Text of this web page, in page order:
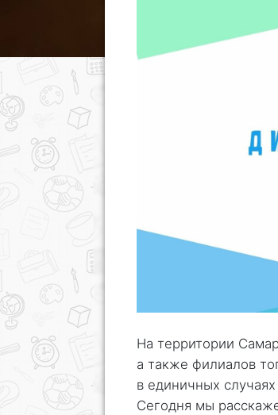
На территории
а также филиалов
в единичных
Сегодня мы